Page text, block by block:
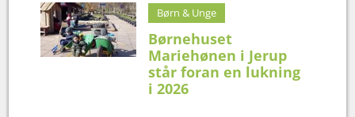
Børn & Unge
Børnehuset
Mariehønen i Jerup
står foran en lukning
i 2026